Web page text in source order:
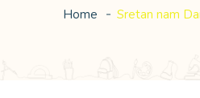
Home Sretan nam